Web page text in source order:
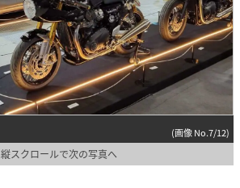
(画像 No.7/12)
縦スクロールで次の写真へ